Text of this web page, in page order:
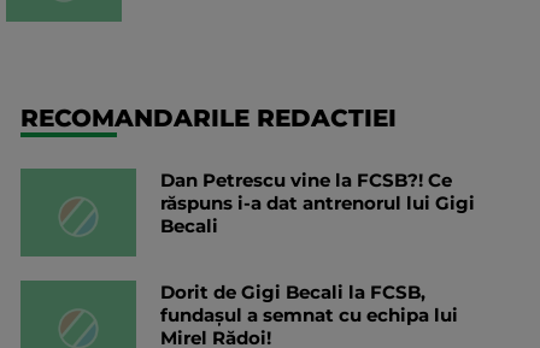
RECOMANDARILE REDACTIEI
Dan Petrescu vine la FCSB?! Ce
răspuns i-a dat antrenorul lui Gigi
Becali
Dorit de Gigi Becali la FCSB,
fundașul a semnat cu echipa lui
Mirel Rădoi!